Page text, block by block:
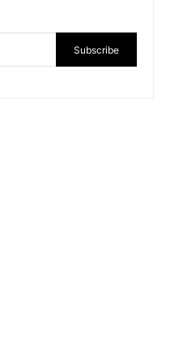
Subscribe